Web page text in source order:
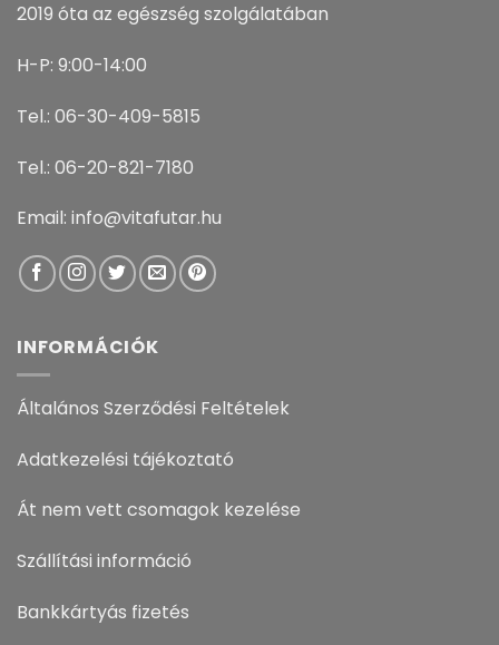
2019 óta az egészség szolgálatában
H-P: 9:00-14:00
Tel.: 06-30-409-5815
Tel.: 06-20-821-7180
Email: info@vitafutar.hu
INFORMÁCIÓK
Általános Szerződési Feltételek
Adatkezelési tájékoztató
Át nem vett csomagok kezelése
Szállítási információ
Bankkártyás fizetés